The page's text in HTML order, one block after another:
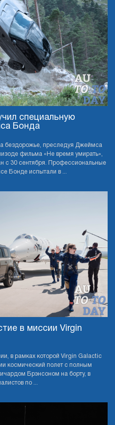
специальную
Бонда
бездорожье, преследуя Джеймса
фильма «Не время умирать»,
с 30 сентября. Профессиональные
Бонде испытали в ...
в миссии Virgin
в рамках которой Virgin Galactic
космический полет с полным
Брэнсоном на борту, в
по ...